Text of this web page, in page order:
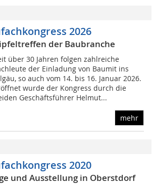
2026
der Baubranche
über 30 Jahren folgen zahlreiche
der Einladung von Baumit ins
so auch vom 14. bis 16. Januar 2026.
wurde der Kongress durch die
Geschäftsführer Helmut...
mehr
2020
und Ausstellung in Oberstdorf